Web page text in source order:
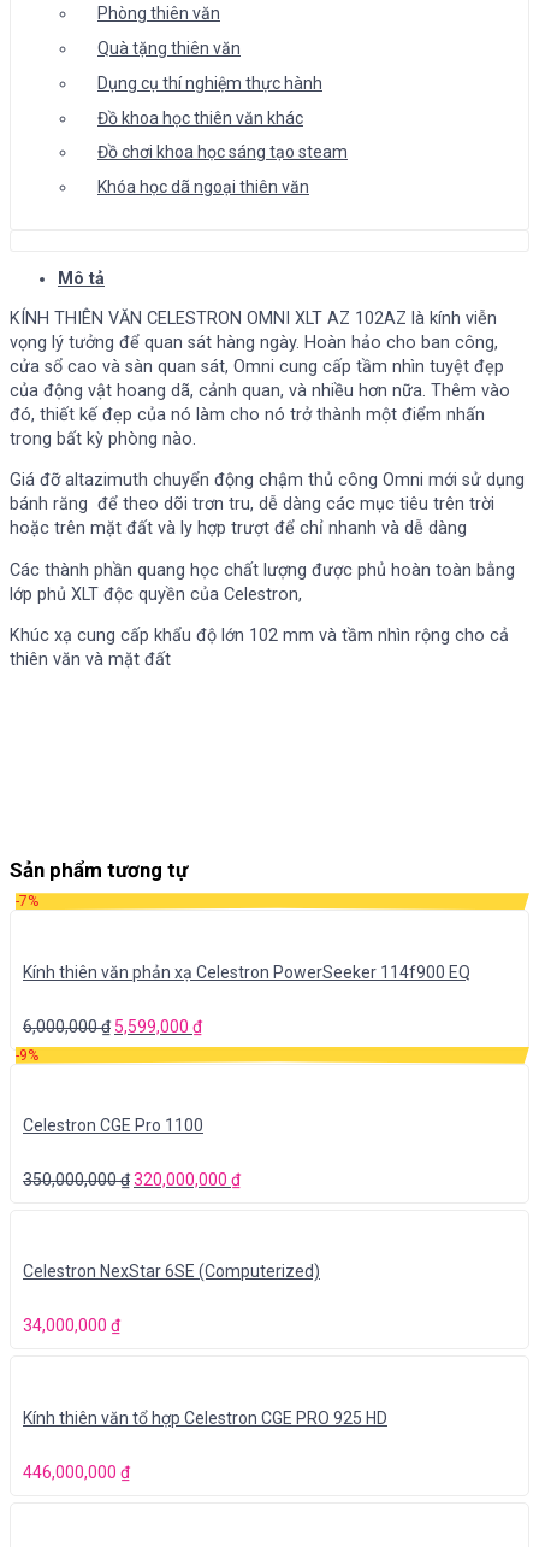
Phòng thiên văn
Quà tặng thiên văn
Dụng cụ thí nghiệm thực hành
Đồ khoa học thiên văn khác
Đồ chơi khoa học sáng tạo steam
Khóa học dã ngoại thiên văn
Mô tả
KÍNH THIÊN VĂN CELESTRON OMNI XLT AZ 102AZ là kính viễn
vọng lý tưởng để quan sát hàng ngày. Hoàn hảo cho ban công,
cửa sổ cao và sàn quan sát, Omni cung cấp tầm nhìn tuyệt đẹp
của động vật hoang dã, cảnh quan, và nhiều hơn nữa. Thêm vào
đó, thiết kế đẹp của nó làm cho nó trở thành một điểm nhấn
trong bất kỳ phòng nào.
Giá đỡ altazimuth chuyển động chậm thủ công Omni mới sử dụng
bánh răng để theo dõi trơn tru, dễ dàng các mục tiêu trên trời
hoặc trên mặt đất và ly hợp trượt để chỉ nhanh và dễ dàng
Các thành phần quang học chất lượng được phủ hoàn toàn bằng
lớp phủ XLT độc quyền của Celestron,
Khúc xạ cung cấp khẩu độ lớn 102 mm và tầm nhìn rộng cho cả
thiên văn và mặt đất
Sản phẩm tương tự
-7%
Kính thiên văn phản xạ Celestron PowerSeeker 114f900 EQ
6,000,000₫ 5,599,000 ₫
-9%
Celestron CGE Pro 1100
350,000,000₫320,000,000 ₫
Celestron NexStar 6SE (Computerized)
34,000,000 ₫
Kính thiên văn tổ hợp Celestron CGE PRO 925 HD
446,000,000 ₫